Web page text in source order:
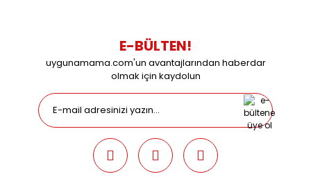
E-BÜLTEN!
uygunamama.com'un avantajlarından haberdar
olmak için kaydolun